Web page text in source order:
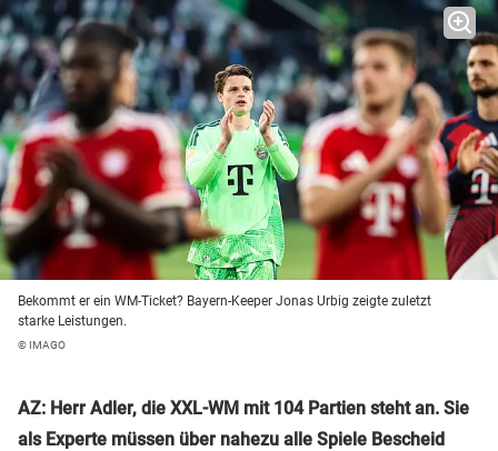
Bekommt er ein WM-Ticket? Bayern-Keeper Jonas Urbig zeigte zuletzt
starke Leistungen.
© IMAGO
AZ: Herr Adler, die XXL-WM mit 104 Partien steht an. Sie
als Experte müssen über nahezu alle Spiele Bescheid